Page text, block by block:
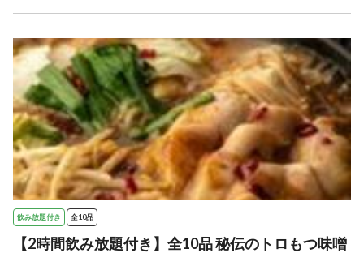
飲み放題付き 全10品
【2時間飲み放題付き】全10品 秘伝のトロもつ味噌